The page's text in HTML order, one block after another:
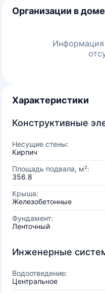
Организации в доме
Информация
Характеристики
Конструктивные
Несущие стены:
Кирпич
Площадь подвала, м²:
356.8
Крыша:
Железобетонные
Фундамент:
Ленточный
Инженерные
Водоотведение:
Центральное